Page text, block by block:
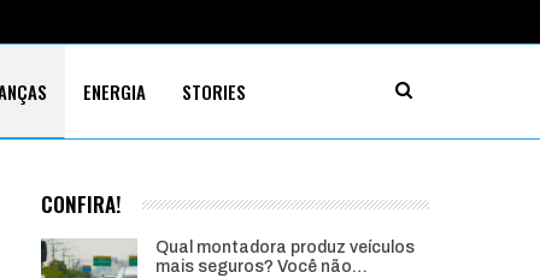
ENERGIA STORIES
CONFIRA!
Qual montadora produz veículos
mais seguros? Você não…